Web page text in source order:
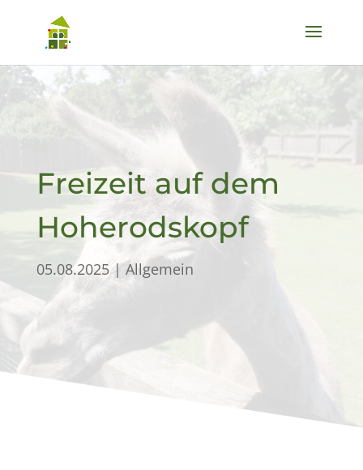
Freizeit auf dem
Hoherodskopf
05.08.2025|Allgemein